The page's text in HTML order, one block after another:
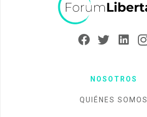
NOSOTROS
QUIÉNES SOMOS